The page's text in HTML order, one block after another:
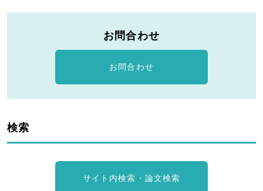
お問合わせ
お問合わせ
検索
サイト内検索・論文検索